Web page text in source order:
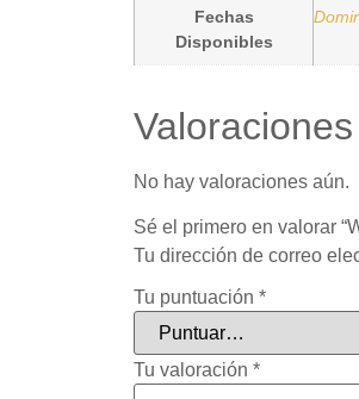
Fechas
Disponibles
Valoraciones
No hay valoraciones aún.
Sé el primero en valorar
Tu dirección de correo
Tu puntuación *
Tu valoración *